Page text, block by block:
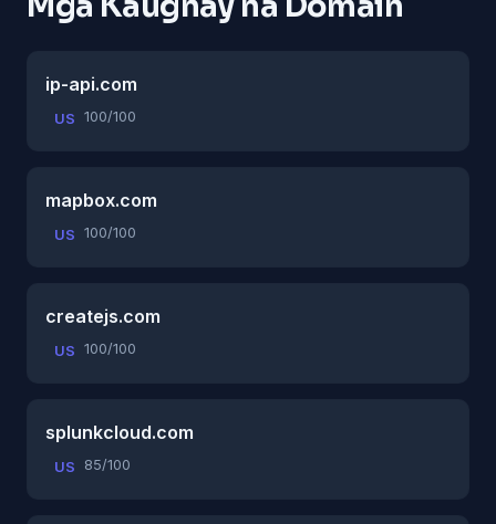
ip-api.com
US 100/100
mapbox.com
US 100/100
createjs.com
US 100/100
splunkcloud.com
US 85/100